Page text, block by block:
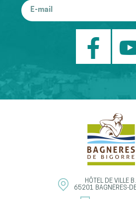
HÔTEL DE VILLE
65201 BAGNÈRES-